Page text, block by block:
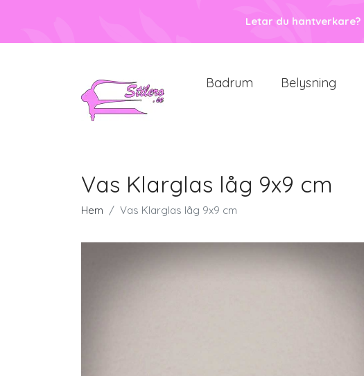
Letar du hantverkare?
Badrum Belysning
Vas Klarglas låg 9x9 cm
Hem Vas Klarglas låg 9x9 cm